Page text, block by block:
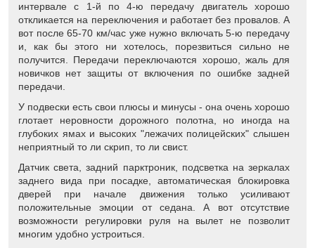
интервале с 1-й по 4-ю передачу двигатель хорошо
откликается на переключения и работает без провалов. А
вот после 65-70 км/час уже нужно включать 5-ю передачу
и, как бы этого ни хотелось, порезвиться сильно не
получится. Передачи переключаются хорошо, жаль для
новичков нет защиты от включения по ошибке задней
передачи.
У подвески есть свои плюсы и минусы - она очень хорошо
глотает неровности дорожного полотна, но иногда на
глубоких ямах и высоких "лежачих полицейских" слышен
неприятный то ли скрип, то ли свист.
Датчик света, задний парктроник, подсветка на зеркалах
заднего вида при посадке, автоматическая блокировка
дверей при начале движения только усиливают
положительные эмоции от седана. А вот отсутствие
возможности регулировки руля на вылет не позволит
многим удобно устроиться.